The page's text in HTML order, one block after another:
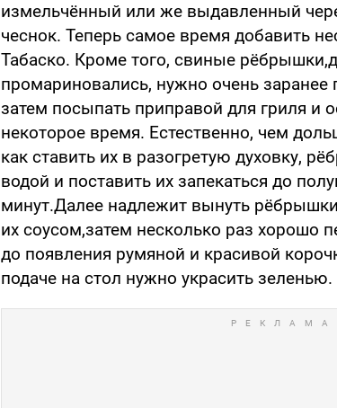
измельчённый или же выдавленный
чеснок. Теперь самое время добавить
Табаско. Кроме того, свиные
промариновались, нужно очень заранее
затем посыпать приправой для гриля и
некоторое время. Естественно, чем
как ставить их в разогретую духовку,
водой и поставить их запекаться до
минут.Далее надлежит вынуть
их соусом,затем несколько раз хорошо
до появления румяной и красивой
подаче на стол нужно украсить зеленью.